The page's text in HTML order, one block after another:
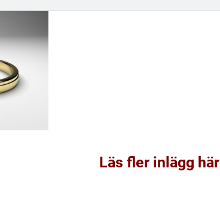
Läs fler inlägg här